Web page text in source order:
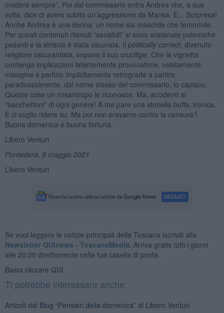
credere sempre”. Poi dal commissario entra Andrea che, a sua
volta, dice di avere subito un’aggressione da Marisa. E... Sorpresa!
Anche Andrea è una donna: un nome sia maschile che femminile.
Per questi contenuti ritenuti “sensibili” si sono scatenate polemiche
pesanti e la striscia è stata oscurata. Il politically correct, divenuto
religione oscurantista, impone il suo crucifige . Che la vignetta
contenga implicazioni latentemente provocatorie, velatamente
misogine e perfino implicitamente retrograde a partire,
paradossalmente, dal nome stesso del commissario, lo capisco.
Queste cose un misantropo le riconosce. Ma, accidenti ai
“bacchettoni” di ogni genere! A me pare una storiella buffa, ironica.
E ci voglio ridere su. Ma poi non eravamo contro la censura?
Buona domenica e buona fortuna.
Libero Venturi
Pontedera, 9 maggio 2021
Libero Venturi
Se vuoi leggere le notizie principali della Toscana iscriviti alla
Newsletter QUInews - ToscanaMedia. Arriva gratis tutti i giorni
alle 20:00 direttamente nella tua casella di posta.
Basta cliccare QUI
Ti potrebbe interessare anche:
Articoli dal Blog “Pensieri della domenica” di Libero Venturi